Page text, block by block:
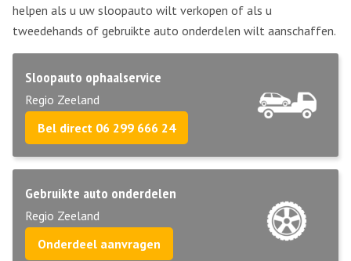
helpen als u uw sloopauto wilt verkopen of als u
tweedehands of gebruikte auto onderdelen wilt aanschaffen.
Sloopauto ophaalservice
Regio Zeeland
Bel direct 06 299 666 24
Gebruikte auto onderdelen
Regio Zeeland
Onderdeel aanvragen